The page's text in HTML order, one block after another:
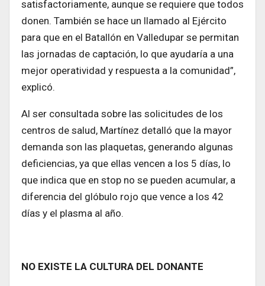
satisfactoriamente, aunque se requiere que todos
donen. También se hace un llamado al Ejército
para que en el Batallón en Valledupar se permitan
las jornadas de captación, lo que ayudaría a una
mejor operatividad y respuesta a la comunidad”,
explicó.
Al ser consultada sobre las solicitudes de los
centros de salud, Martínez detalló que la mayor
demanda son las plaquetas, generando algunas
deficiencias, ya que ellas vencen a los 5 días, lo
que indica que en stop no se pueden acumular, a
diferencia del glóbulo rojo que vence a los 42
días y el plasma al año.
NO EXISTE LA CULTURA DEL DONANTE